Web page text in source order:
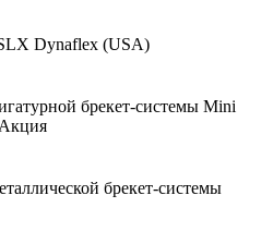
Dynaflex (USA)
брекет-системы Mini
брекет-системы